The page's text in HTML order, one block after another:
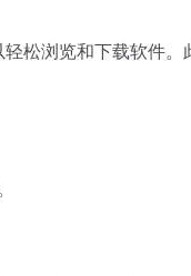
松浏览和下载软件